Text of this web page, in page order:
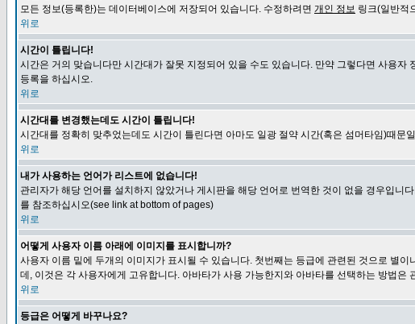
모든 정보(등록한)는 데이터베이스에 저장되어 있습니다. 수정하려면 개인 정보 링크(일반적
위로
시간이 틀립니다!
시간은 거의 맞습니다만 시간대가 잘못 지정되어 있을 수도 있습니다. 만약 그렇다면 사용
등록을 하십시오.
위로
시간대를 변경했는데도 시간이 틀립니다!
시간대를 정확히 맞추었는데도 시간이 틀린다면 아마도 일광 절약 시간(혹은 섬머타임)때
위로
내가 사용하는 언어가 리스트에 없습니다!
관리자가 해당 언어를 설치하지 않았거나 게시판을 해당 언어로 번역한 것이 없을 경우입
를 참조하십시오(see link at bottom of pages)
위로
어떻게 사용자 이름 아래에 이미지를 표시합니까?
사용자 이름 밑에 두개의 이미지가 표시될 수 있습니다. 첫번째는 등급에 관련된 것으로 별
데, 이것은 각 사용자에게 고유합니다. 아바타가 사용 가능한지와 아바타를 선택하는 방법
위로
등급은 어떻게 바꾸나요?